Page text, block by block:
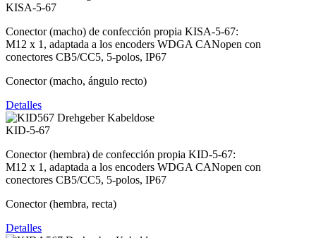
KISA-5-67
Conector (macho) de confección propia KISA-5-67:
M12 x 1, adaptada a los encoders WDGA CANopen con
conectores CB5/CC5, 5-polos, IP67
Conector (macho, ángulo recto)
Detalles
KID-5-67
Conector (hembra) de confección propia KID-5-67:
M12 x 1, adaptada a los encoders WDGA CANopen con
conectores CB5/CC5, 5-polos, IP67
Conector (hembra, recta)
Detalles